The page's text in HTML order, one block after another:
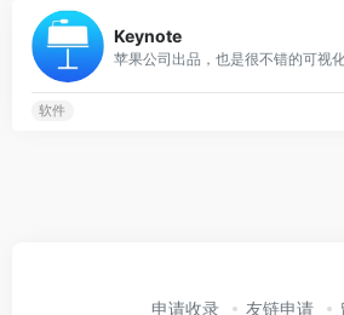
Keynote
软件
申请收录 友链申请